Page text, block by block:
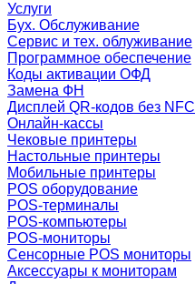
Услуги
Бух. Обслуживание
Сервис и тех. облуживание
Программное обеспечение
Коды активации ОФД
Замена ФН
Дисплей QR-кодов без NFC
Онлайн-кассы
Чековые принтеры
Настольные принтеры
Мобильные принтеры
POS оборудование
POS-терминалы
POS-компьютеры
POS-мониторы
Сенсорные POS мониторы
Аксессуары к мониторам